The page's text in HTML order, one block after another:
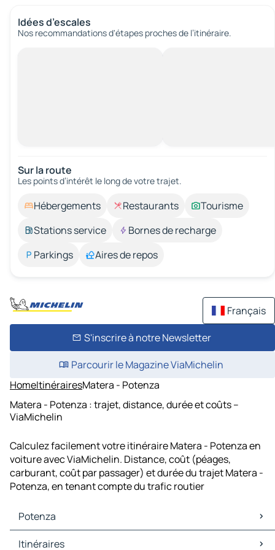
Idées d’escales
Nos recommandations d'étapes proches de l’itinéraire.
Sur la route
Les points d’intérêt le long de votre trajet.
Hébergements Restaurants
Tourisme
Stations service
Bornes de recharge
Parkings
Aires de repos
Français
S'inscrire à notre Newsletter
Parcourir le Magazine ViaMichelin
HomeItinérairesMatera - Potenza
Matera - Potenza : trajet, distance, durée et coûts –
ViaMichelin
Calculez facilement votre itinéraire Matera - Potenza en
voiture avec ViaMichelin. Distance, coût (péages,
carburant, coût par passager) et durée du trajet Matera -
Potenza, en tenant compte du trafic routier
Potenza
Potenza Cartes et plans
Itinéraires